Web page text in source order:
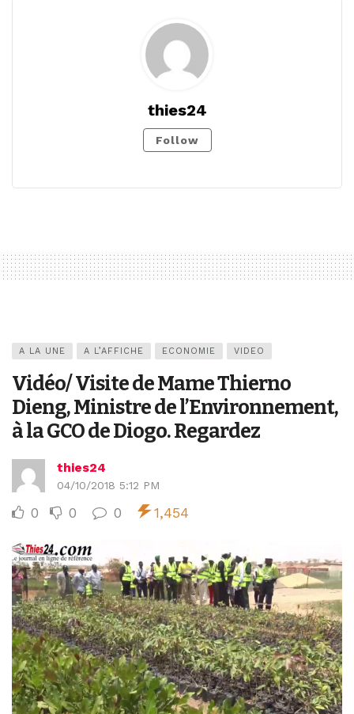
thies24
Follow
A LA UNE A L’AFFICHE ECONOMIE VIDEO
Vidéo/ Visite de Mame Thierno
Dieng, Ministre de l’Environnement,
à la GCO de Diogo. Regardez
thies24
04/10/2018 5:12 PM
0 0 0 1,454